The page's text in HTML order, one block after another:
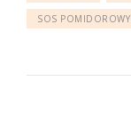
SOS POMIDOROWY